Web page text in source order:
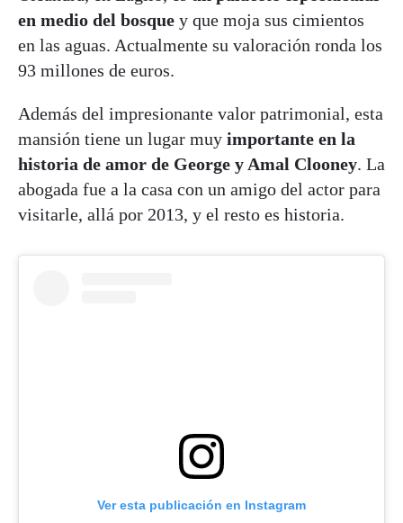
en medio del bosque y que moja sus cimientos
en las aguas. Actualmente su valoración ronda los
93 millones de euros.
Además del impresionante valor patrimonial, esta
mansión tiene un lugar muy importante en la
historia de amor de George y Amal Clooney. La
abogada fue a la casa con un amigo del actor para
visitarle, allá por 2013, y el resto es historia.
Ver esta publicación en Instagram